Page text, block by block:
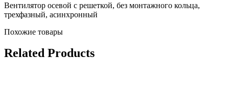
Вентилятор осевой с решеткой, без монтажного кольца,
трехфазный, асинхронный
Похожие товары
Related Products